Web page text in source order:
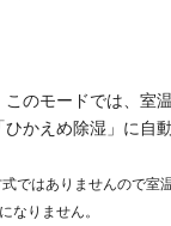
のモードでは、室
かえめ除湿」に自
ではありませんので室
なりません。